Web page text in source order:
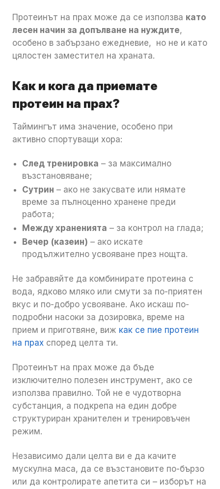
Протеинът на прах може да се използва като
лесен начин за допълване на нуждите,
особено в забързано ежедневие, но не и като
цялостен заместител на храната.
Как и кога да приемате
протеин на прах?
Таймингът има значение, особено при
активно спортуващи хора:
След тренировка – за максимално
възстановяване;
Сутрин – ако не закусвате или нямате
време за пълноценно хранене преди
работа;
Между храненията – за контрол на глада;
Вечер (казеин) – ако искате
продължително усвояване през нощта.
Не забравяйте да комбинирате протеина с
вода, ядково мляко или смути за по-приятен
вкус и по-добро усвояване. Ако искаш по-
подробни насоки за дозировка, време на
прием и приготвяне, виж как се пие протеин
на прах според целта ти.
Протеинът на прах може да бъде
изключително полезен инструмент, ако се
използва правилно. Той не е чудотворна
субстанция, а подкрепа на един добре
структуриран хранителен и тренировъчен
режим.
Независимо дали целта ви е да качите
мускулна маса, да се възстановите по-бързо
или да контролирате апетита си – изборът на